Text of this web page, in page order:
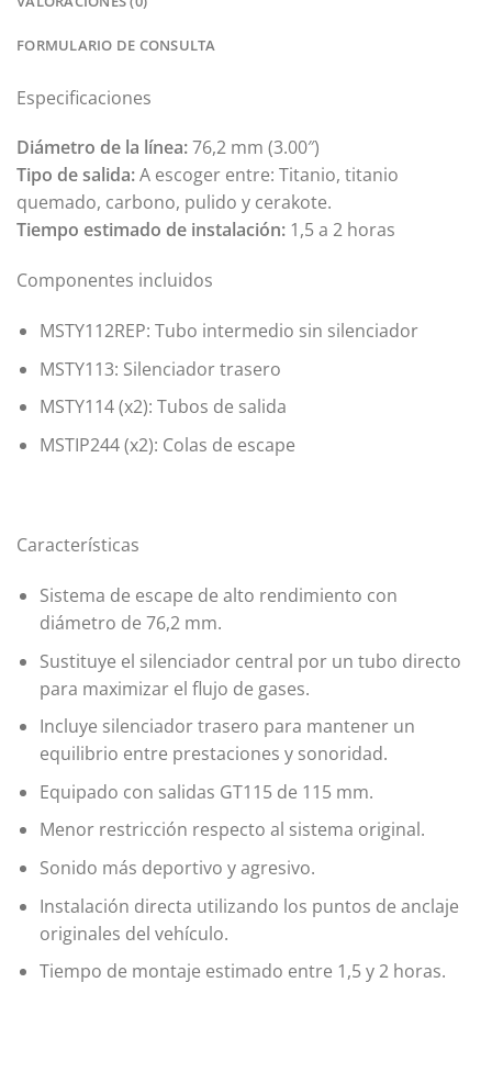
FORMULARIO DE CONSULTA
Especificaciones
Diámetro de la línea:76,2 mm (3.00″)
Tipo de salida:A escoger entre: Titanio, titanio
quemado, carbono, pulido y cerakote.
Tiempo estimado de instalación: 1,5 a 2 horas
Componentes incluidos
MSTY112REP: Tubo intermedio sin silenciador
MSTY113: Silenciador trasero
MSTY114 (x2): Tubos de salida
MSTIP244 (x2): Colas de escape
Características
Sistema de escape de alto rendimiento con
diámetro de 76,2 mm.
Sustituye el silenciador central por un tubo directo
para maximizar el flujo de gases.
Incluye silenciador trasero para mantener un
equilibrio entre prestaciones y sonoridad.
Equipado con salidas GT115 de 115 mm.
Menor restricción respecto al sistema original.
Sonido más deportivo y agresivo.
Instalación directa utilizando los puntos de anclaje
originales del vehículo.
Tiempo de montaje estimado entre 1,5 y 2 horas.